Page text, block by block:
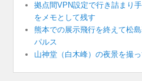
拠点間VPN設定で行き詰まり
をメモとして残す
熊本での展示飛行を終えて松
パルス
山神堂（白木峰）の夜景を撮